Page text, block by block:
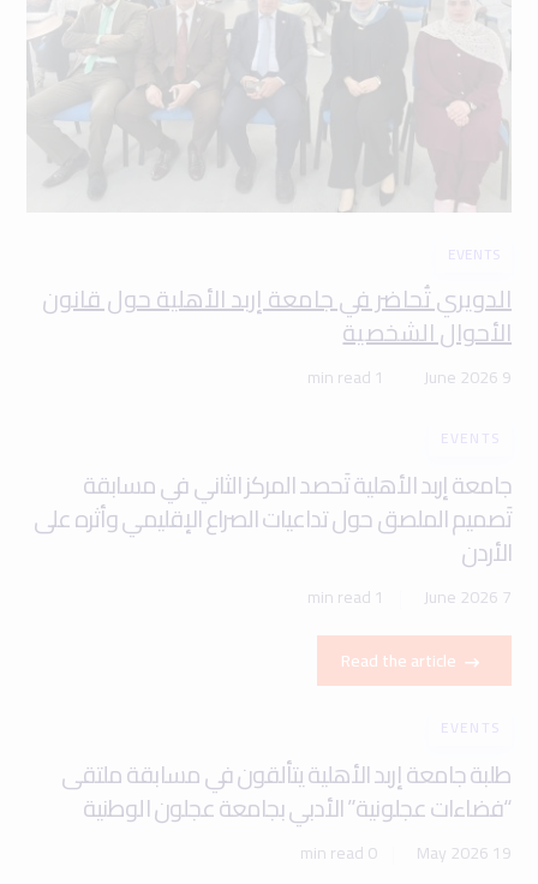
EVENTS
الدويري تُحاضر في جامعة إربد الأهلية حول قانون
الأحوال الشخصية
9 June 2026
1 min read
EVENTS
جامعة إربد الأهلية تَحصد المركز الثاني في مسابقة
تَصميم الملصق حول تداعيات الصراع الإقليمي وأثره على
الأردن
7 June 2026
1 min read
Read the article
EVENTS
طلبة جامعة إربد الأهلية يتألقون في مسابقة ملتقى
“فضاءات عجلونية” الأدبي بجامعة عجلون الوطنية
19 May 2026
0 min read